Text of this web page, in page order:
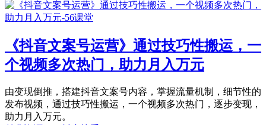
《抖音文案号运营》通过技巧性搬运，一
个视频多次热门，助力月入万元
由变现倒推，搭建抖音文案号内容，掌握流量机制，细节性的
发布视频，通过技巧性搬运，一个视频多次热门，逐步变现，
助力月入万元。